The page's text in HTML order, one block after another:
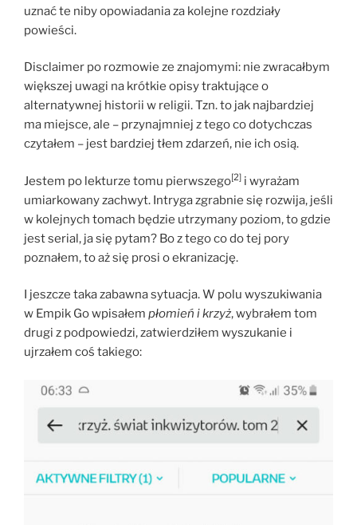
uznać te niby opowiadania za kolejne rozdziały
powieści.
Disclaimer po rozmowie ze znajomymi: nie zwracałbym
większej uwagi na krótkie opisy traktujące o
alternatywnej historii w religii. Tzn. to jak najbardziej
ma miejsce, ale – przynajmniej z tego co dotychczas
czytałem – jest bardziej tłem zdarzeń, nie ich osią.
Jestem po lekturze tomu pierwszego[2] i wyrażam
umiarkowany zachwyt. Intryga zgrabnie się rozwija, jeśli
w kolejnych tomach będzie utrzymany poziom, to gdzie
jest serial, ja się pytam? Bo z tego co do tej pory
poznałem, to aż się prosi o ekranizację.
I jeszcze taka zabawna sytuacja. W polu wyszukiwania
w Empik Go wpisałem płomień i krzyż, wybrałem tom
drugi z podpowiedzi, zatwierdziłem wyszukanie i
ujrzałem coś takiego: